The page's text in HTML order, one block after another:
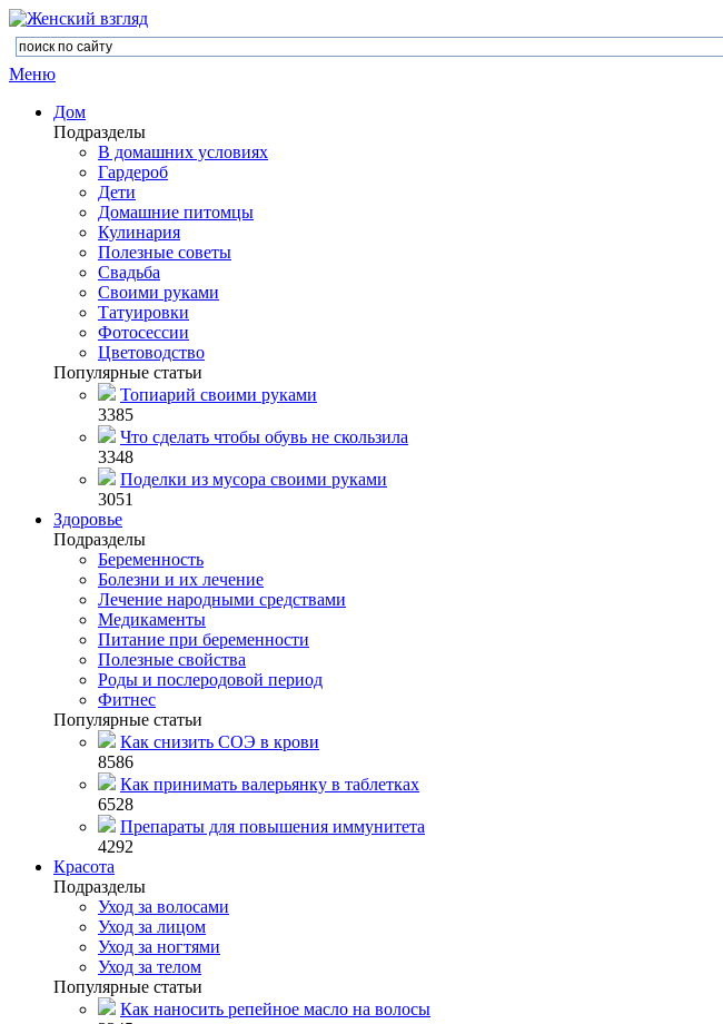
Меню
Дом
Подразделы
В домашних условиях
Гардероб
Дети
Домашние питомцы
Кулинария
Полезные советы
Свадьба
Своими руками
Татуировки
Фотосессии
Цветоводство
Популярные статьи
Топиарий своими руками
3385
Что сделать чтобы обувь не скользила
3348
Поделки из мусора своими руками
3051
Здоровье
Подразделы
Беременность
Болезни и их лечение
Лечение народными средствами
Медикаменты
Питание при беременности
Полезные свойства
Роды и послеродовой период
Фитнес
Популярные статьи
Как снизить СОЭ в крови
8586
Как принимать валерьянку в таблетках
6528
Препараты для повышения иммунитета
4292
Красота
Подразделы
Уход за волосами
Уход за лицом
Уход за ногтями
Уход за телом
Популярные статьи
Как наносить репейное масло на волосы